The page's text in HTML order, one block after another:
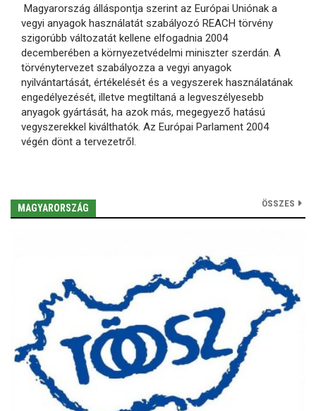
Magyarország álláspontja szerint az Európai Uniónak a
vegyi anyagok használatát szabályozó REACH törvény
szigorúbb változatát kellene elfogadnia 2004
decemberében a környezetvédelmi miniszter szerdán. A
törvénytervezet szabályozza a vegyi anyagok
nyilvántartását, értékelését és a vegyszerek használatának
engedélyezését, illetve megtiltaná a legveszélyesebb
anyagok gyártását, ha azok más, megegyező hatású
vegyszerekkel kiválthatók. Az Európai Parlament 2004
végén dönt a tervezetről.
MAGYARORSZÁG ÖSSZES